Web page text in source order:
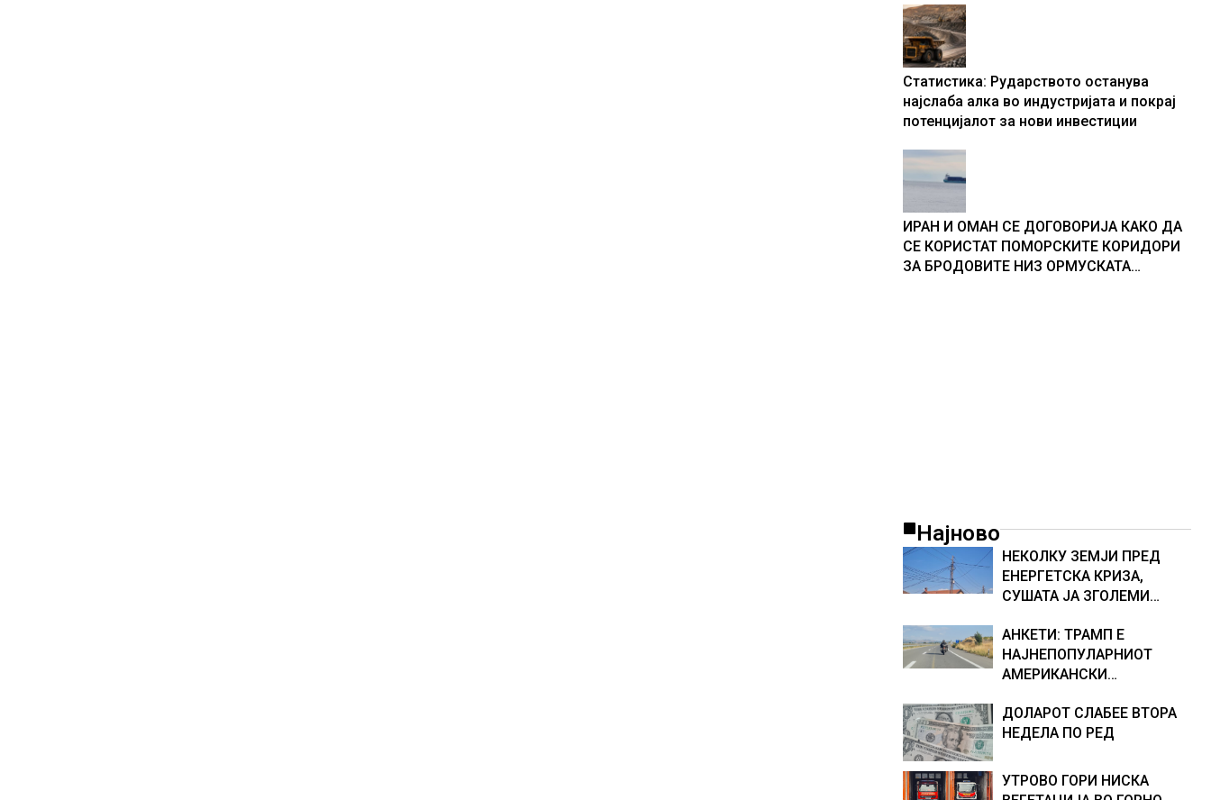
Статистика: Рударството останува
најслаба алка во индустријата и покрај
потенцијалот за нови инвестиции
ИРАН И ОМАН СЕ ДОГОВОРИЈА КАКО ДА
СЕ КОРИСТАТ ПОМОРСКИТЕ КОРИДОРИ
ЗА БРОДОВИТЕ НИЗ ОРМУСКАТА
Најново
НЕКОЛКУ ЗЕМЈИ ПРЕД
ЕНЕРГЕТСКА КРИЗА,
СУШАТА ЈА ЗГОЛЕМИ
БЕРЗИТЕ НА НАД 700 ЕВРА
ЗА МЕГАВАТ-ЧАС
АНКЕТИ: ТРАМП Е
НАЈНЕПОПУЛАРНИОТ
АМЕРИКАНСКИ
МАНДАТ, тој не ги
признава резултатите од
ДОЛАРОТ СЛАБЕЕ ВТОРА
НЕДЕЛА ПО РЕД
УТРОВО ГОРИ НИСКА